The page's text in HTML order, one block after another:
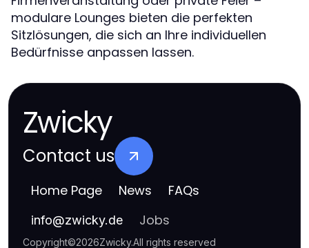
modulare Lounges bieten die perfekten
Sitzlösungen, die sich an Ihre individuellen
Bedürfnisse anpassen lassen.
Zwicky
Contact us
Home Page News FAQs
info@zwicky.de Jobs
Copyright©2026Zwicky.All rights reserved